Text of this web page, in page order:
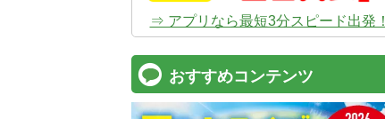
⇒ アプリなら最短3分スピード出発！
おすすめコンテンツ